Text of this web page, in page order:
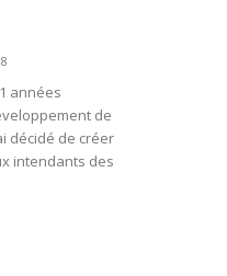
années
de
décidé de créer
intendants des